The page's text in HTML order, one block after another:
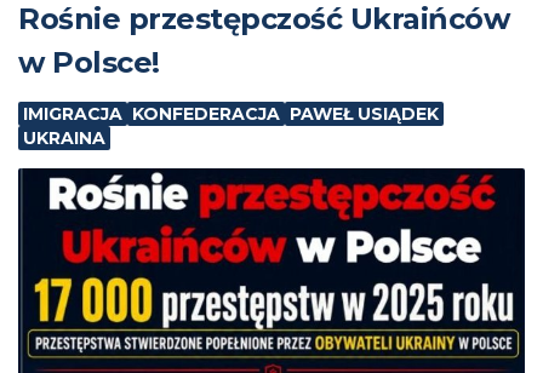
Rośnie przestępczość Ukraińców
w Polsce!
IMIGRACJA KONFEDERACJA PAWEŁ USIĄDEK
UKRAINA